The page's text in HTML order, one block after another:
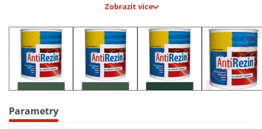
barva zastaví korozi a díky svému inovativnímu složení
vám ušetří spoustu času a úsilí při malování kovových
povrchů.
Díky své rychleschnoucí a vodou ředitelné formuli je
AntiRezin ideální volbou pro venkovní i vnitřní použití.
malování v interiéru.
Zobrazit více
Parametry